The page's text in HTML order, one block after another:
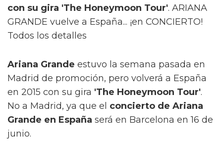
con su gira 'The Honeymoon Tour'. ARIANA
GRANDE vuelve a España... ¡en CONCIERTO!
Todos los detalles
Ariana Grande estuvo la semana pasada en
Madrid de promoción, pero volverá a España
en 2015 con su gira 'The Honeymoon Tour'.
No a Madrid, ya que el concierto de Ariana
Grande en España será en Barcelona en 16 de
junio.